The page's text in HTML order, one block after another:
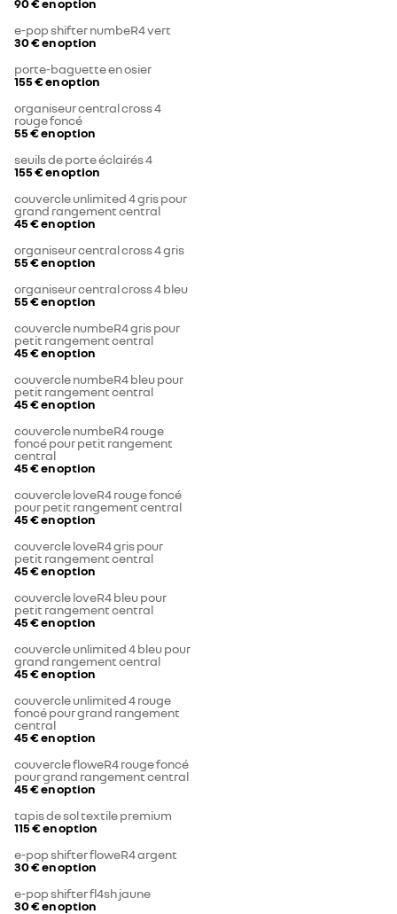
e-pop shifter numbeR4 vert
30 €en option
porte-baguette en osier
155 €en option
organiseur central cross 4
rouge foncé
55 €en option
seuils de porte éclairés 4
155 €en option
couvercle unlimited 4 gris pour
grand rangement central
45 €en option
organiseur central cross 4 gris
55 €en option
organiseur central cross 4 bleu
55 €en option
couvercle numbeR4 gris pour
petit rangement central
45 €en option
couvercle numbeR4 bleu pour
petit rangement central
45 €en option
couvercle numbeR4 rouge
foncé pour petit rangement
central
45 €en option
couvercle loveR4 rouge foncé
pour petit rangement central
45 €en option
couvercle loveR4 gris pour
petit rangement central
45 €en option
couvercle loveR4 bleu pour
petit rangement central
45 €en option
couvercle unlimited 4 bleu pour
grand rangement central
45 €en option
couvercle unlimited 4 rouge
foncé pour grand rangement
central
45 €en option
couvercle floweR4 rouge foncé
pour grand rangement central
45 €en option
tapis de sol textile premium
115 €en option
e-pop shifter floweR4 argent
30 €en option
e-pop shifter fl4sh jaune
30 €en option